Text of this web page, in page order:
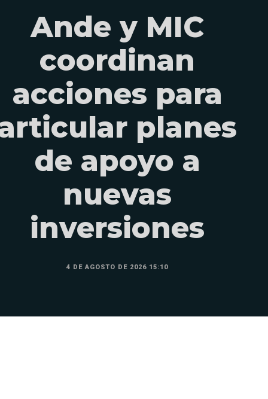
Ande y MIC
coordinan
acciones para
planes
de apoyo a
nuevas
inversiones
4 DE AGOSTO DE 2026 15:10